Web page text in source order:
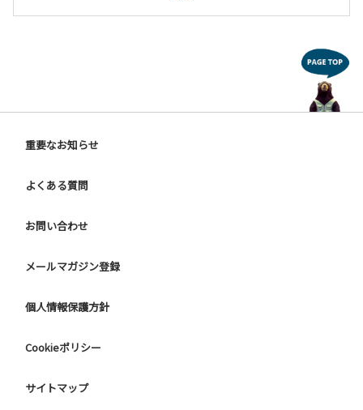
重要なお知らせ
よくある質問
お問い合わせ
メールマガジン登録
個人情報保護方針
Cookieポリシー
サイトマップ